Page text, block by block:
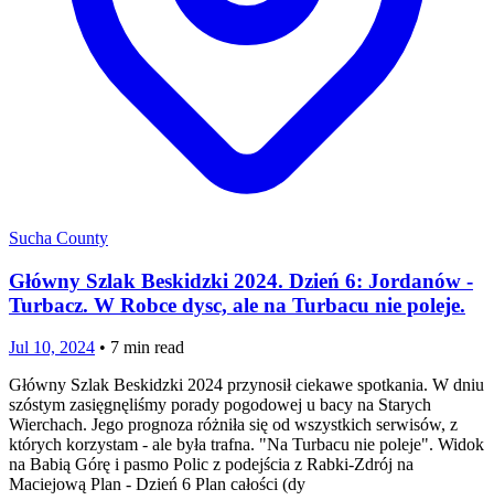
Sucha County
Główny Szlak Beskidzki 2024. Dzień 6: Jordanów -
Turbacz. W Robce dysc, ale na Turbacu nie poleje.
Jul 10, 2024 • 7 min read
Główny Szlak Beskidzki 2024 przynosił ciekawe spotkania. W dniu
szóstym zasięgnęliśmy porady pogodowej u bacy na Starych
Wierchach. Jego prognoza różniła się od wszystkich serwisów, z
których korzystam - ale była trafna. "Na Turbacu nie poleje". Widok
na Babią Górę i pasmo Polic z podejścia z Rabki-Zdrój na
Maciejową Plan - Dzień 6 Plan całości (dy